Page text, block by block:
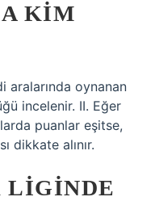
KIM
aralarında oynanan
incelenir. II. Eğer
puanlar eşitse,
dikkate alınır.
LIGINDE